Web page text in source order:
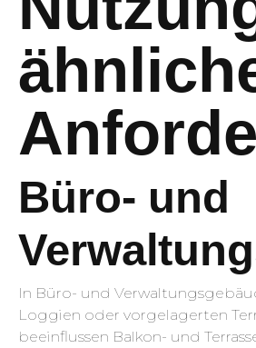
Büro- und
In Büro- und
Loggien oder vorgelagerten
beeinflussen Balkon- und